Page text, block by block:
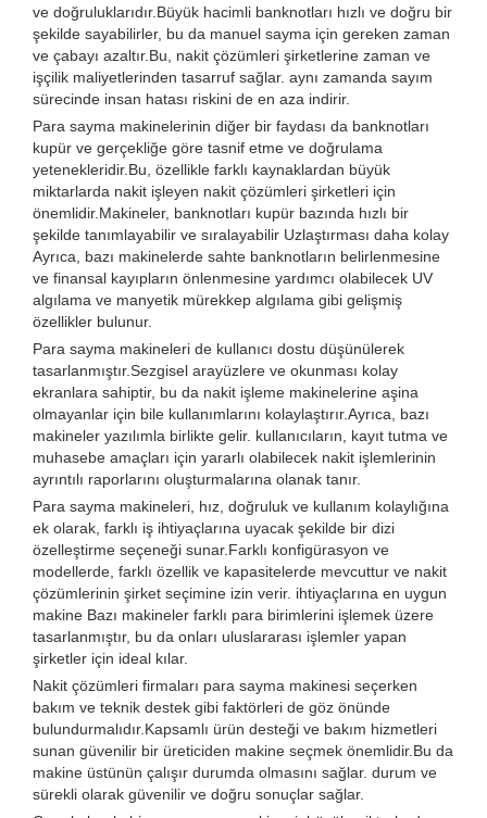
ve doğruluklarıdır.Büyük hacimli banknotları hızlı ve doğru bir
şekilde sayabilirler, bu da manuel sayma için gereken zaman
ve çabayı azaltır.Bu, nakit çözümleri şirketlerine zaman ve
işçilik maliyetlerinden tasarruf sağlar. aynı zamanda sayım
sürecinde insan hatası riskini de en aza indirir.
Para sayma makinelerinin diğer bir faydası da banknotları
kupür ve gerçekliğe göre tasnif etme ve doğrulama
yetenekleridir.Bu, özellikle farklı kaynaklardan büyük
miktarlarda nakit işleyen nakit çözümleri şirketleri için
önemlidir.Makineler, banknotları kupür bazında hızlı bir
şekilde tanımlayabilir ve sıralayabilir Uzlaştırması daha kolay
Ayrıca, bazı makinelerde sahte banknotların belirlenmesine
ve finansal kayıpların önlenmesine yardımcı olabilecek UV
algılama ve manyetik mürekkep algılama gibi gelişmiş
özellikler bulunur.
Para sayma makineleri de kullanıcı dostu düşünülerek
tasarlanmıştır.Sezgisel arayüzlere ve okunması kolay
ekranlara sahiptir, bu da nakit işleme makinelerine aşina
olmayanlar için bile kullanımlarını kolaylaştırır.Ayrıca, bazı
makineler yazılımla birlikte gelir. kullanıcıların, kayıt tutma ve
muhasebe amaçları için yararlı olabilecek nakit işlemlerinin
ayrıntılı raporlarını oluşturmalarına olanak tanır.
Para sayma makineleri, hız, doğruluk ve kullanım kolaylığına
ek olarak, farklı iş ihtiyaçlarına uyacak şekilde bir dizi
özelleştirme seçeneği sunar.Farklı konfigürasyon ve
modellerde, farklı özellik ve kapasitelerde mevcuttur ve nakit
çözümlerinin şirket seçimine izin verir. ihtiyaçlarına en uygun
makine Bazı makineler farklı para birimlerini işlemek üzere
tasarlanmıştır, bu da onları uluslararası işlemler yapan
şirketler için ideal kılar.
Nakit çözümleri firmaları para sayma makinesi seçerken
bakım ve teknik destek gibi faktörleri de göz önünde
bulundurmalıdır.Kapsamlı ürün desteği ve bakım hizmetleri
sunan güvenilir bir üreticiden makine seçmek önemlidir.Bu da
makine üstünün çalışır durumda olmasını sağlar. durum ve
sürekli olarak güvenilir ve doğru sonuçlar sağlar.